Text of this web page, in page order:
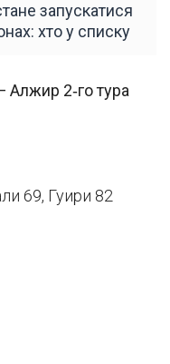
запускатися
хто у списку
Алжир 2‑го тура
69, Гуири 82